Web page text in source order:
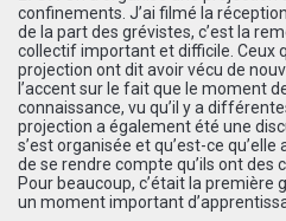
confinements. J’ai filmé la
de la part des grévistes, c’est la
collectif important et difficile. Ceux
projection ont dit avoir vécu de
l’accent sur le fait que le moment
connaissance, vu qu’il y a
projection a également été une
s’est organisée et qu’est-ce
de se rendre compte qu’ils ont des
Pour beaucoup, c’était la première
un moment important